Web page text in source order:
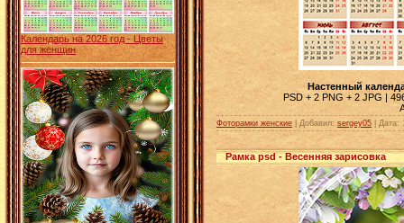
Календарь на 2026 год - Цветы
для женщин
Настенный
PSD + 2 PNG + 2 JPG |
Фоторамки женские | Добавил: sergey05 Дата:
Рамка psd - Весенняя зарисовка